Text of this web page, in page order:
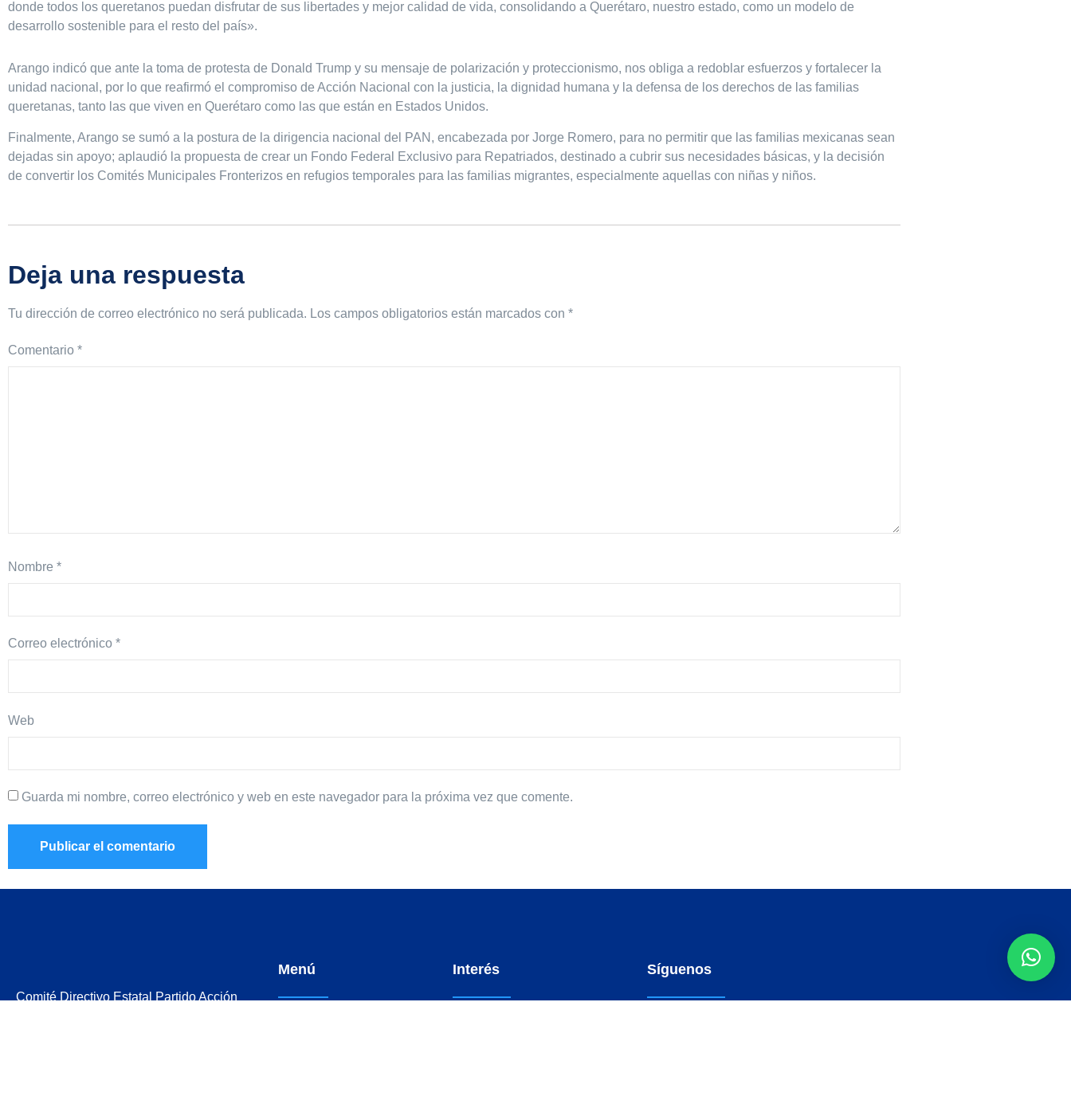
donde todos los queretanos puedan disfrutar de sus libertades y mejor calidad de vida, consolidando a Querétaro, nuestro estado, como un modelo de
desarrollo sostenible para el resto del país».
Arango indicó que ante la toma de protesta de Donald Trump y su mensaje de polarización y proteccionismo, nos obliga a redoblar esfuerzos y fortalecer la
unidad nacional, por lo que reafirmó el compromiso de Acción Nacional con la justicia, la dignidad humana y la defensa de los derechos de las familias
queretanas, tanto las que viven en Querétaro como las que están en Estados Unidos.
Finalmente, Arango se sumó a la postura de la dirigencia nacional del PAN, encabezada por Jorge Romero, para no permitir que las familias mexicanas sean
dejadas sin apoyo; aplaudió la propuesta de crear un Fondo Federal Exclusivo para Repatriados, destinado a cubrir sus necesidades básicas, y la decisión
de convertir los Comités Municipales Fronterizos en refugios temporales para las familias migrantes, especialmente aquellas con niñas y niños.
Deja una respuesta
Tu dirección de correo electrónico no será publicada. Los campos obligatorios están marcados con *
Comentario *
Nombre *
Correo electrónico *
Web
Guarda mi nombre, correo electrónico y web en este navegador para la próxima vez que comente.
Comité Directivo Estatal Partido Acción
Menú Interés Síguenos